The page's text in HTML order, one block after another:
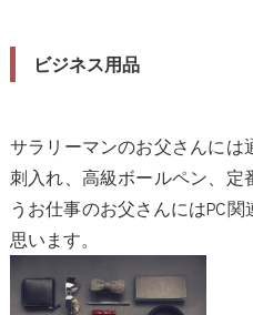
ビジネス用品
サラリーマンのお父さんには
刺入れ、高級ボールペン、定
うお仕事のお父さんにはPC
思います。